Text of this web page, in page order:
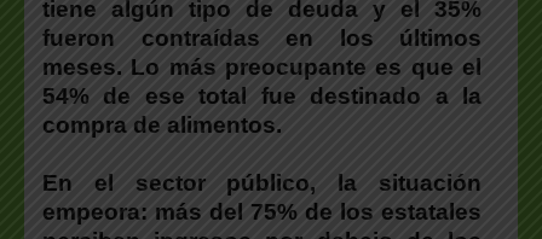
tiene algún tipo de deuda y el 35%
fueron contraídas en los últimos
meses. Lo más preocupante es que el
54% de ese total fue destinado a la
compra de alimentos.
En el sector público, la situación
empeora: más del 75% de los estatales